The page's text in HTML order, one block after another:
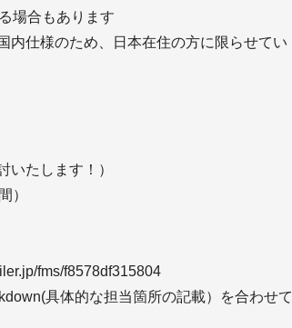
場合もあります
仕様のため、日本在住の方に限らせてい
いたします！）
）
fms/f8578df315804
具体的な担当箇所の記載）を合わせて